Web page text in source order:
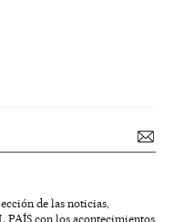
de las noticias,
PAÍS con los acontecimientos